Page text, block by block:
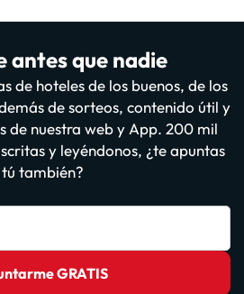
antes que nadie
de hoteles de los buenos, de los
de sorteos, contenido útil y
de nuestra web y App. 200 mil
y leyéndonos, ¿te apuntas
tú también?
GRATIS